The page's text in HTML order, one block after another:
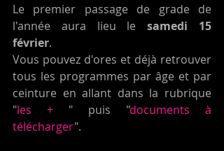
Le premier passage de grade de
l'année aura lieu le samedi 15
février.
Vous pouvez d'ores et déjà retrouver
tous les programmes par âge et par
ceinture en allant dans la rubrique
"les + " puis "documents à
télécharger".